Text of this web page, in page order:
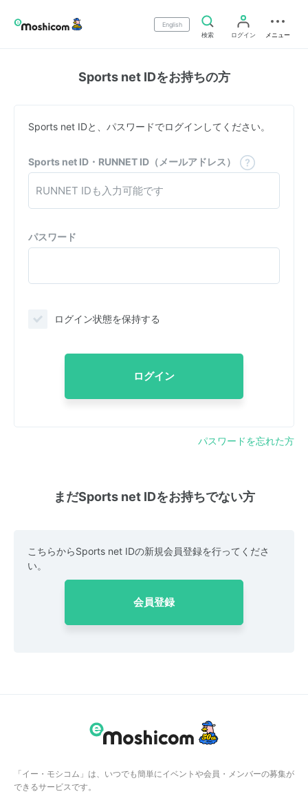
English
検索
ログイン メニュー
Sports net IDをお持ちの方
Sports net IDと、パスワードでログインしてください。
Sports net ID・RUNNET ID（メールアドレス）
パスワード
ログイン状態を保持する
ログイン
パスワードを忘れた方
まだSports net IDをお持ちでない方
こちらからSports net IDの新規会員登録を行ってくださ
い。
会員登録
「イー・モシコム」は、いつでも簡単にイベントや会員・メンバーの募集が
できるサービスです。